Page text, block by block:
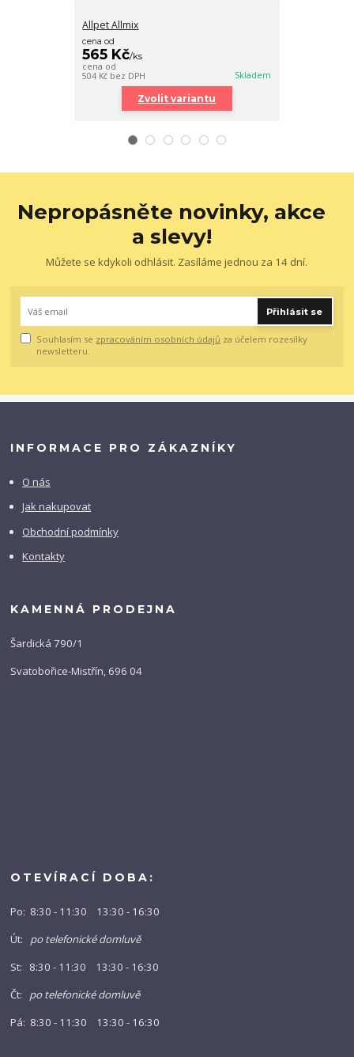
Allpet Allmix
cena od
565 Kč/ks
cena od
504 Kč bez DPH Skladem
Zvolit variantu
Nepropásněte novinky, akce
a slevy!
Můžete se kdykoli odhlásit. Zasíláme jednou za 14 dní.
Přihlásit se
Souhlasím se zpracováním osobních údajů za účelem rozesílky
newsletteru.
INFORMACE PRO ZÁKAZNÍKY
O nás
Jak nakupovat
Obchodní podmínky
Kontakty
KAMENNÁ PRODEJNA
Šardická 790/1
Svatobořice-Mistřín, 696 04
OTEVÍRACÍ DOBA:
Po: 8:30 - 11:30 13:30 - 16:30
Út: po telefonické domluvě
St: 8:30 - 11:30 13:30 - 16:30
Čt: po telefonické domluvě
Pá: 8:30 - 11:30 13:30 - 16:30